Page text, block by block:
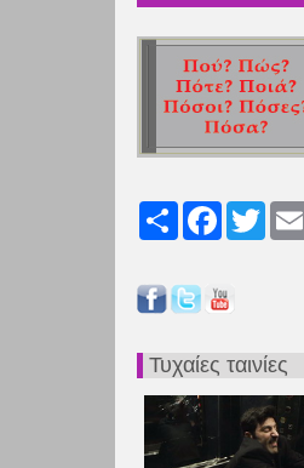
Share FacebookTwitter
Τυχαίες ταινίες